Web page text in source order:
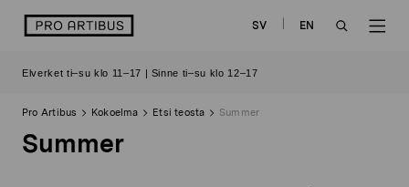
sisältöön
logo SV
EN
Elverket ti–su klo 11–17 | Sinne ti–su klo 12–17
Pro Artibus Kokoelma Etsi teosta Summer
Summer